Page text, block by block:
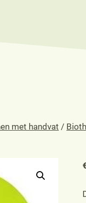
met handvat /